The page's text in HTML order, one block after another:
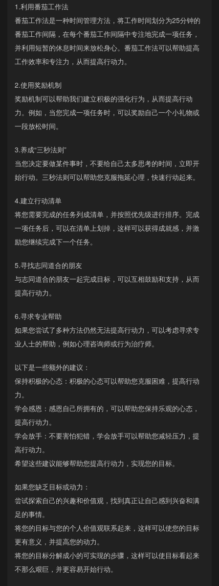
1.利用番茄工作法
番茄工作法是一种时间管理方法，将工作时间划分为25分钟的
番茄工作间隔，在每个番茄工作间隔中专注地完成一项任务，
并利用短暂的休息时间来放松身心。番茄工作法可以帮助提高
工作效率和专注力，从而提高行动力。
2.使用奖励机制
奖励机制可以帮助我们建立积极的强化行为，从而提高行动
力。例如，当您完成一项任务时，可以奖励自己一个小礼物或
一段放松时间。
3.养成“三秒法则”
当您决定要做某件事时，不要给自己太多思考的时间，立即开
始行动。三秒法则可以帮助您克服拖延心理，快速行动起来。
4.建立行动清单
将您需要完成的任务列成清单，并按照优先级进行排序。完成
一项任务后，可以在清单上划掉，这样可以获得成就感，并激
励您继续完成下一个任务。
5.寻找志同道合的朋友
与志同道合的朋友一起完成目标，可以互相鼓励和支持，从而
提高行动力。
6.寻求专业帮助
如果您尝试了多种方法仍然无法提高行动力，可以考虑寻求专
业人士的帮助，例如心理咨询师或行为治疗师。
以下是一些额外的建议：
保持积极的心态：积极的心态可以帮助您克服困难，提高行动
力。
学会感恩：感恩自己所拥有的，可以帮助您保持乐观的心态，
提高行动力。
学会放手：不要害怕犯错，学会放手可以帮助您减轻压力，提
高行动力。
希望这些建议能够帮助您提高行动力，实现您的目标。
如果您缺乏目标或动力：
尝试探索自己的兴趣和价值观，找到真正让自己感到兴奋和满
足的事情。
将您的目标与您的个人价值观联系起来，这样可以使您的目标
更有意义，并提高您的动力。
将您的目标分解成小的可实现的步骤，这样可以使目标看起来
不那么艰巨，并更容易开始行动。